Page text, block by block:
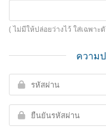
( ไม่มีให้ปล่อยว่างไว้ ใส่เฉพาะ
ความ